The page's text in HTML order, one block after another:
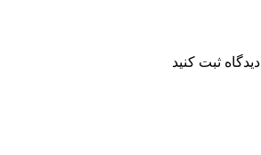
ثبت کنید